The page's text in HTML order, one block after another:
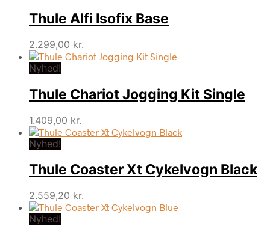
Thule Alfi Isofix Base
2.299,00 kr.
Nyhed!
Thule Chariot Jogging Kit Single
1.409,00 kr.
Nyhed!
Thule Coaster Xt Cykelvogn Black
2.559,20 kr.
Nyhed!